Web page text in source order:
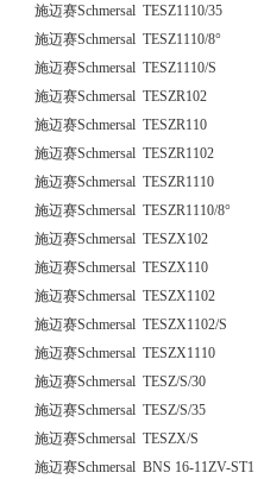
施迈赛Schmersal TESZ1110/35
施迈赛Schmersal TESZ1110/8°
施迈赛Schmersal TESZ1110/S
施迈赛Schmersal TESZR102
施迈赛Schmersal TESZR110
施迈赛Schmersal TESZR1102
施迈赛Schmersal TESZR1110
施迈赛Schmersal TESZR1110/8°
施迈赛Schmersal TESZX102
施迈赛Schmersal TESZX110
施迈赛Schmersal TESZX1102
施迈赛Schmersal TESZX1102/S
施迈赛Schmersal TESZX1110
施迈赛Schmersal TESZ/S/30
施迈赛Schmersal TESZ/S/35
施迈赛Schmersal TESZX/S
施迈赛Schmersal BNS 16-11ZV-ST1